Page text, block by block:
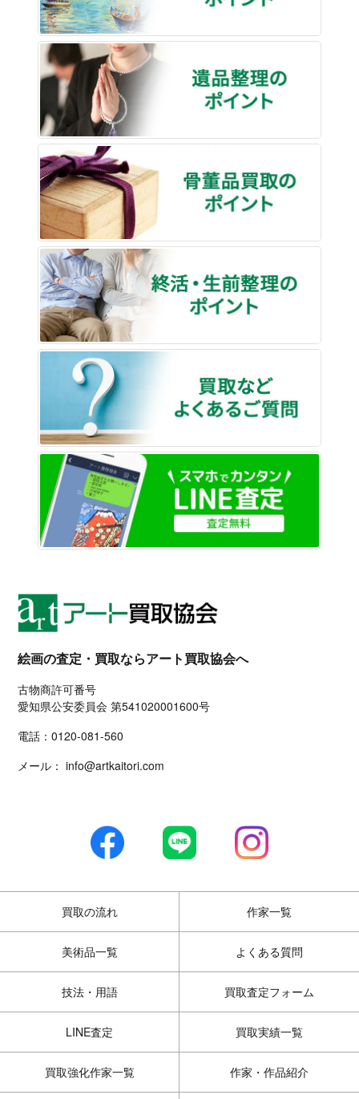
絵画の査定・買取ならアート買取協会へ
古物商許可番号
愛知県公安委員会 第541020001600号
電話：0120-081-560
メール： info@artkaitori.com
買取の流れ 作家一覧
美術品一覧 よくある質問
技法・用語 買取査定フォーム
LINE査定 買取実績一覧
買取強化作家一覧 作家・作品紹介